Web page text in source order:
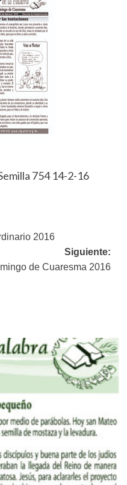
754 14-2-16
2016
Siguiente:
de Cuaresma 2016